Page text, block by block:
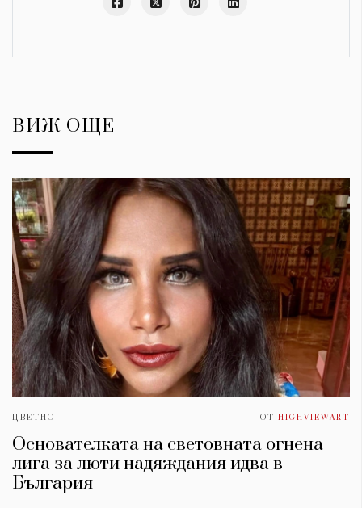
ВИЖ ОЩЕ
ЦВЕТНО ОТ HIGHVIEWART
Основателката на световната огнена
лига за люти надяждания идва в
България